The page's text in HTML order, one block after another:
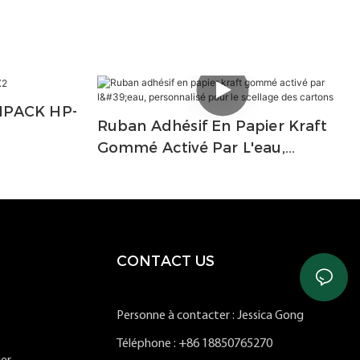
HP-
Ruban Adhésif En Papier Kraft
Gommé Activé Par L'eau,
CONTACT US
Personne à contacter : Jessica Gong
Téléphone : +86 18850765270